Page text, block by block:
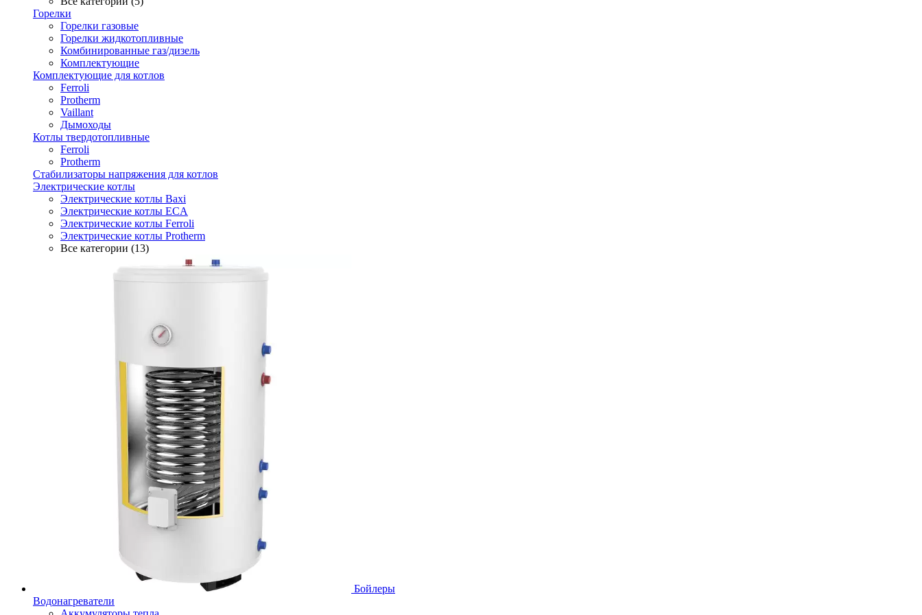
Горелки
Горелки газовые
Горелки жидкотопливные
Комбинированные газ/дизель
Комплектующие
Комплектующие для котлов
Ferroli
Protherm
Vaillant
Дымоходы
Котлы твердотопливные
Ferroli
Protherm
Стабилизаторы напряжения для котлов
Электрические котлы
Электрические котлы Baxi
Электрические котлы ECA
Электрические котлы Ferroli
Электрические котлы Protherm
Все категории (13)
Бойлеры
Водонагреватели